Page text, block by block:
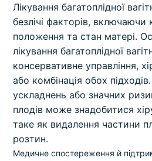
Лікування багатоплідної
безлічі факторів, включаючи
положення та стан матері.
лікування багатоплідної
консервативне управління,
або комбінація обох
ускладнень або значних
плодів може знадобитися
таке як видалення частини
розтин.
Медичне спостереження й